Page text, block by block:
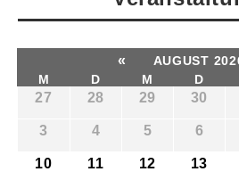
« AUGUST
M D M D
27 28 29 30
3 4 5 6
10 11 12 13